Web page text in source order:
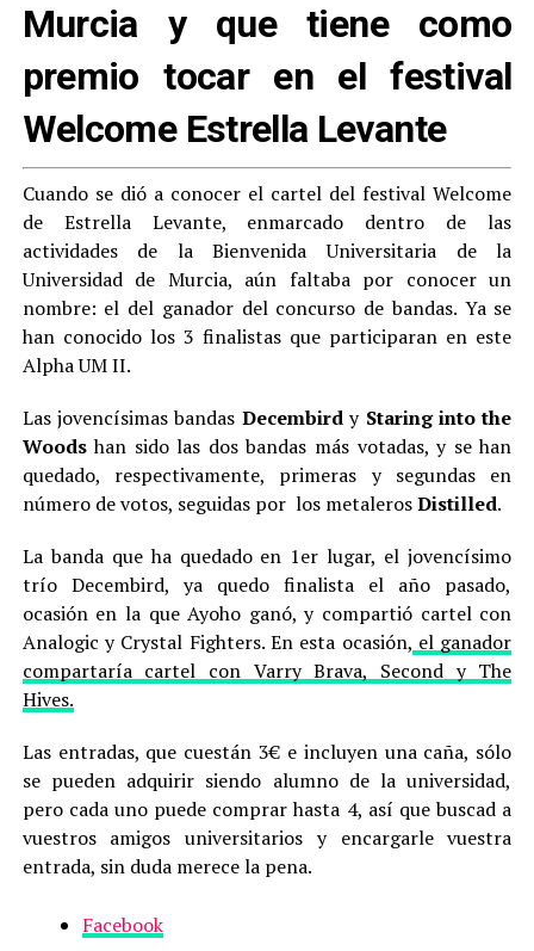
Murcia y que tiene como
premio tocar en el festival
Welcome Estrella Levante
Cuando se dió a conocer el cartel del festival Welcome
de Estrella Levante, enmarcado dentro de las
actividades de la Bienvenida Universitaria de la
Universidad de Murcia, aún faltaba por conocer un
nombre: el del ganador del concurso de bandas. Ya se
han conocido los 3 finalistas que participaran en este
Alpha UM II.
Las jovencísimas bandas Decembirdy Staring into the
Woodshan sido las dos bandas más votadas, y se han
quedado, respectivamente, primeras y segundas en
número de votos, seguidas por los metalerosDistilled.
La banda que ha quedado en 1er lugar, el jovencísimo
trío Decembird, ya quedo finalista el año pasado,
ocasión en la que Ayoho ganó, y compartió cartel con
Analogic y Crystal Fighters. En esta ocasión, el ganador
compartaría cartel con Varry Brava, Second y The
Hives.
Las entradas, que cuestán 3€ e incluyen una caña, sólo
se pueden adquirir siendo alumno de la universidad,
pero cada uno puede comprar hasta 4, así que buscad a
vuestros amigos universitarios y encargarle vuestra
entrada, sin duda merece la pena.
Facebook